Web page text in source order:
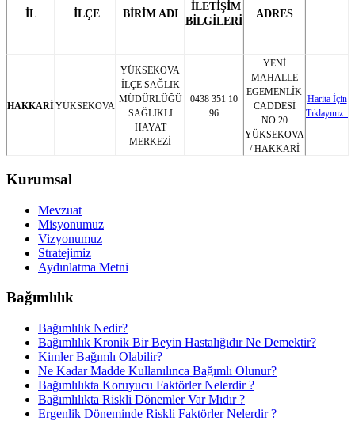
İL İLÇE BİRİM ADI
İLETİŞİM
BİLGİLERİ
ADRES
HAKKARİYÜKSEKOVA
YÜKSEKOVA
İLÇE SAĞLIK
MÜDÜRLÜĞÜ
SAĞLIKLI
HAYAT
MERKEZİ
0438 351 10
96
YENİ
MAHALLE
EGEMENLİK
CADDESİ
NO:20
YÜKSEKOVA
/ HAKKARİ
Harita İçin
Tıklayınız..
Kurumsal
Mevzuat
Misyonumuz
Vizyonumuz
Stratejimiz
Aydınlatma Metni
Bağımlılık
Bağımlılık Nedir?
Bağımlılık Kronik Bir Beyin Hastalığıdır Ne Demektir?
Kimler Bağımlı Olabilir?
Ne Kadar Madde Kullanılınca Bağımlı Olunur?
Bağımlılıkta Koruyucu Faktörler Nelerdir ?
Bağımlılıkta Riskli Dönemler Var Mıdır ?
Ergenlik Döneminde Riskli Faktörler Nelerdir ?